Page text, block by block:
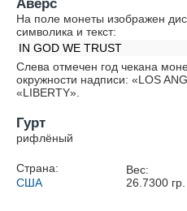
Аверс
На поле монеты изображен
символика и текст:
IN GOD WE TRUST
Слева отмечен год чекана
окружности надписи: «LOS
«LIBERTY».
Гурт
рифлёный
Страна:
США
Вес:
26.7300гр.